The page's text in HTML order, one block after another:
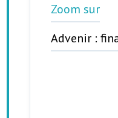
Zoom sur
Advenir :